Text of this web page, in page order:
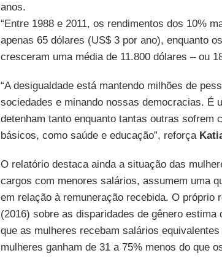
anos.
“Entre 1988 e 2011, os rendimentos dos 10%
apenas 65 dólares (US$ 3 por ano), enquanto
cresceram uma média de 11.800 dólares – ou
“A desigualdade está mantendo milhões de
sociedades e minando nossas democracias. É
detenham tanto enquanto tantas outras sofrem
básicos, como saúde e educação”, reforça
O relatório destaca ainda a situação das
cargos com menores salários, assumem uma
em relação à remuneração recebida. O próprio
(2016) sobre as disparidades de gênero
que as mulheres recebam salários
mulheres ganham de 31 a 75% menos do que